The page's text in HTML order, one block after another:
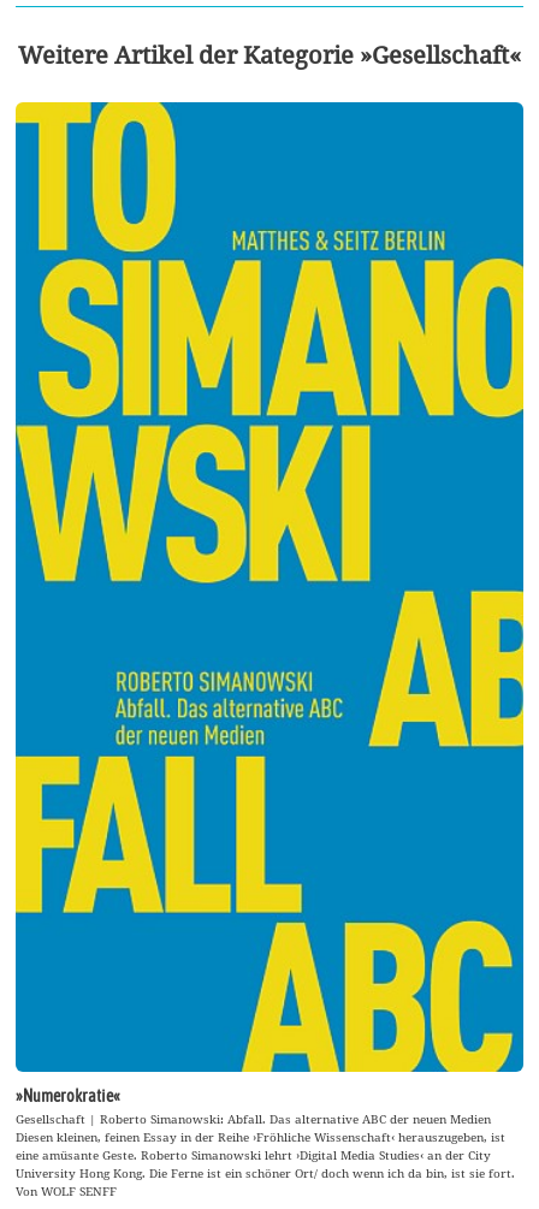
Weitere Artikel der Kategorie »Gesellschaft«
»Numerokratie«
Gesellschaft | Roberto Simanowski: Abfall. Das alternative ABC der neuen Medien
Diesen kleinen, feinen Essay in der Reihe ›Fröhliche Wissenschaft‹ herauszugeben, ist
eine amüsante Geste. Roberto Simanowski lehrt ›Digital Media Studies‹ an der City
University Hong Kong. Die Ferne ist ein schöner Ort/ doch wenn ich da bin, ist sie fort.
Von WOLF SENFF